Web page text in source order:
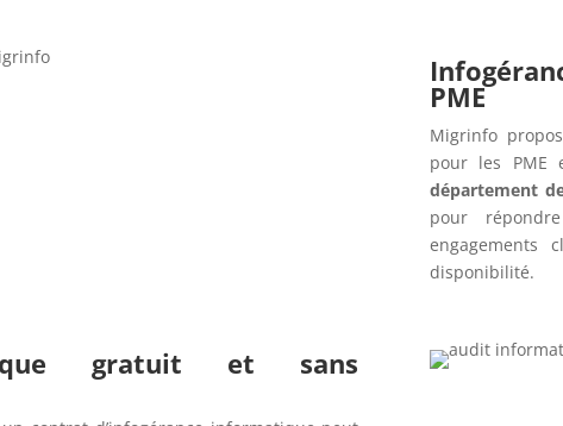
PME
Migrinfo
pour les PME
département
pour
engagements
disponibilité.
gratuit et sans